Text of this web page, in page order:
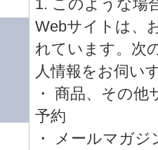
1. このような場
Webサイトは、
れています。次
人情報をお伺い
・ 商品、その
予約
・ メールマガ